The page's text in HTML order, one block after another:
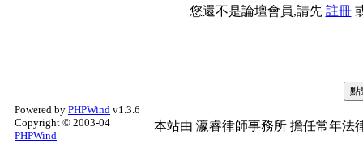
您還不是論壇會員,請先 註冊
Powered by PHPWind v1.3.6
Copyright © 2003-04
PHPWind
本站由 瀛睿律師事務所 擔任常年法